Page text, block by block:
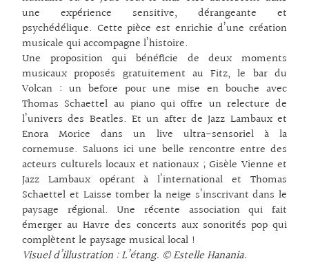
une expérience sensitive, dérangeante et
psychédélique. Cette pièce est enrichie d’une création
musicale qui accompagne l’histoire.
Une proposition qui bénéficie de deux moments
musicaux proposés gratuitement au Fitz, le bar du
Volcan : un before pour une mise en bouche avec
Thomas Schaettel au piano qui offre un relecture de
l’univers des Beatles. Et un after de Jazz Lambaux et
Enora Morice dans un live ultra-sensoriel à la
cornemuse. Saluons ici une belle rencontre entre des
acteurs culturels locaux et nationaux ; Gisèle Vienne et
Jazz Lambaux opérant à l’international et Thomas
Schaettel et Laisse tomber la neige s’inscrivant dans le
paysage régional. Une récente association qui fait
émerger au Havre des concerts aux sonorités pop qui
complètent le paysage musical local !
Visuel d’illustration : L’étang. © Estelle Hanania.